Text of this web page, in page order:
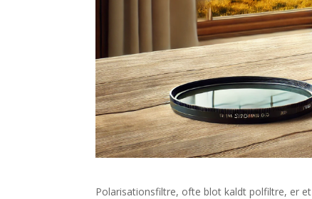
Polarisationsfiltre, ofte blot kaldt polfiltre, er